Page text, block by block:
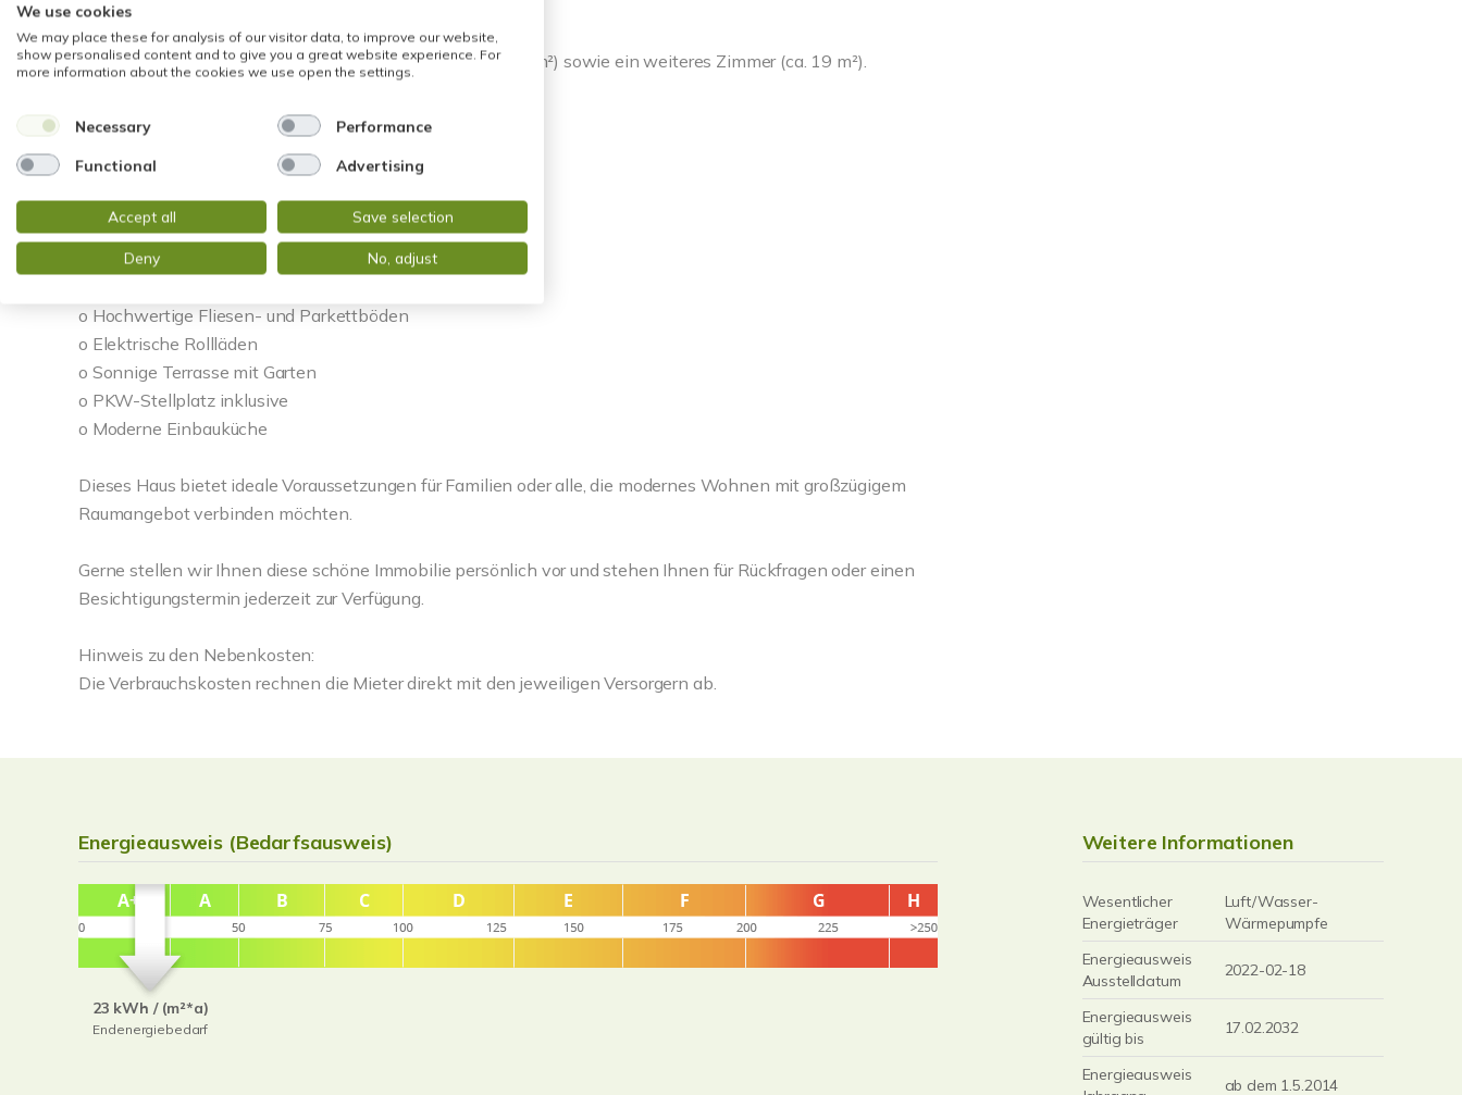
DG:
Kleiner Flur, weiteres Tageslichtbad, Schlafzimmer (ca. 21 m²) sowie ein weiteres Zimmer (ca. 19 m²).
Die Highlights im Überblick:
o Zwei Tageslichtbäder
o Modernes Bad mit Wanne und Dusche
o Zusätzliches Duschbad
o Separates Gäste-WC
o Hochwertige Fliesen- und Parkettböden
o Elektrische Rollläden
o Sonnige Terrasse mit Garten
o PKW-Stellplatz inklusive
o Moderne Einbauküche
Dieses Haus bietet ideale Voraussetzungen für Familien oder alle, die modernes Wohnen mit großzügigem
Raumangebot verbinden möchten.
Gerne stellen wir Ihnen diese schöne Immobilie persönlich vor und stehen Ihnen für Rückfragen oder einen
Besichtigungstermin jederzeit zur Verfügung.
Hinweis zu den Nebenkosten:
Die Verbrauchskosten rechnen die Mieter direkt mit den jeweiligen Versorgern ab.
Energieausweis (Bedarfsausweis)
23 kWh / (m²*a)
Endenergiebedarf
Weitere Informationen
Wesentlicher
Energieträger
Luft/Wasser-
Wärmepumpfe
Energieausweis
Ausstelldatum
2022-02-18
Energieausweis
gültig bis
17.02.2032
Energieausweis
ab dem 1.5.2014
We use cookies
We may place these for analysis of our visitor data, to improve our website,
show personalised content and to give you a great website experience. For
more information about the cookies we use open the settings.
Necessary Performance
Functional Advertising
Accept all Save selection
Deny No, adjust